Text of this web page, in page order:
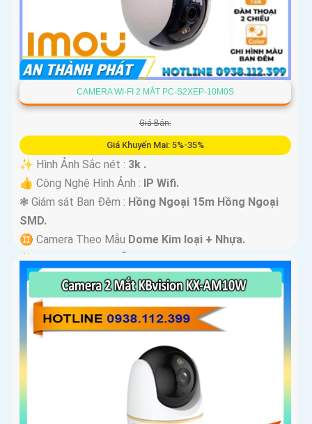
CAMERA WI-FI 2 MẮT PC-S2XEP-10M0S
Giá Bán:
Giá Khuyến Mại: 5%-35%
✨ Hình Ảnh Sắc nét : 3k .
👍 Công Nghệ Hình Ảnh : IP Wifi.
❃ Giám sát Ban Đêm : Hồng Ngoại 15m Hồng Ngoại
SMD.
♊ Camera Theo Mẫu Dome Kim loại + Nhựa.
️✨ Chức Năng :Thu Âm Và Loa.